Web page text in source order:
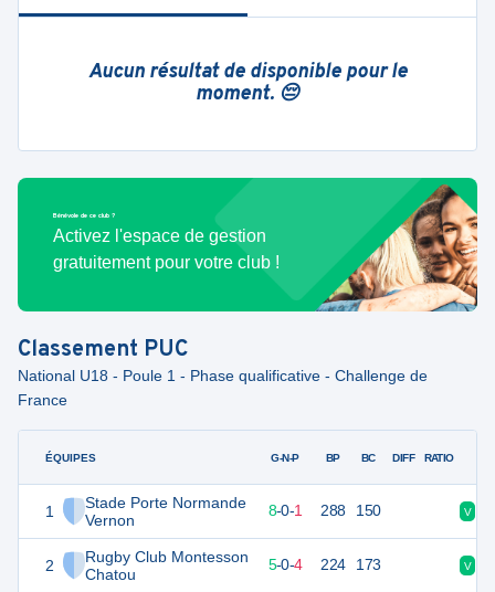
Aucun résultat de disponible pour le
moment. 😔
Bénévole de ce club ?
Activez l'espace de gestion
gratuitement pour votre club !
Classement PUC
National U18 - Poule 1 - Phase qualificative - Challenge de
France
ÉQUIPES
1
Stade Porte Normande
Vernon
2
Rugby Club Montesson
Chatou
G-N-P BP BC DIFF RATIO
38 9 8-0-1 288 150 V
25 9 5-0-4 224 173 V